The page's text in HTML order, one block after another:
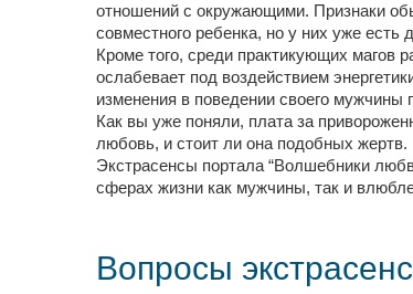
отношений с окружающими. Признаки
совместного ребенка, но у них уже есть
Кроме того, среди практикующих магов
ослабевает под воздействием
изменения в поведении своего мужчины
Как вы уже поняли, плата за
любовь, и стоит ли она подобных жертв.
Экстрасенсы портала “Волшебники
сферах жизни как мужчины, так и
Вопросы